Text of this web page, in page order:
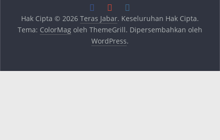
Hak Cipta © 2026 Teras Jabar. Keseluruhan Hak Cipta.
Tema: ColorMagoleh ThemeGrill. Dipersembahkan oleh
WordPress.